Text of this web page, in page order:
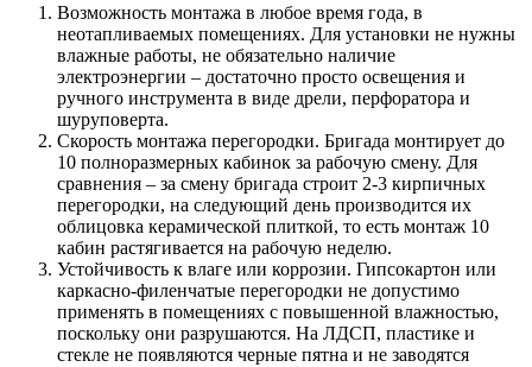
Возможность монтажа в любое время года, в
неотапливаемых помещениях. Для установки не нужны
влажные работы, не обязательно наличие
электроэнергии – достаточно просто освещения и
ручного инструмента в виде дрели, перфоратора и
шуруповерта.
Скорость монтажа перегородки. Бригада монтирует до
10 полноразмерных кабинок за рабочую смену. Для
сравнения – за смену бригада строит 2-3 кирпичных
перегородки, на следующий день производится их
облицовка керамической плиткой, то есть монтаж 10
кабин растягивается на рабочую неделю.
Устойчивость к влаге или коррозии. Гипсокартон или
каркасно-филенчатые перегородки не допустимо
применять в помещениях с повышенной влажностью,
поскольку они разрушаются. На ЛДСП, пластике и
стекле не появляются черные пятна и не заводятся